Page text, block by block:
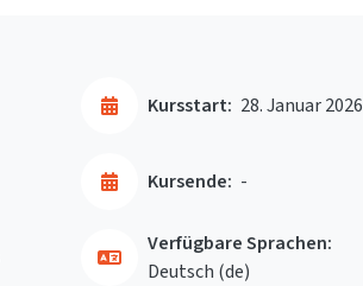
Kursstart: 28. Januar 2026
Kursende: -
Verfügbare Sprachen:
Deutsch ‎(de)‎